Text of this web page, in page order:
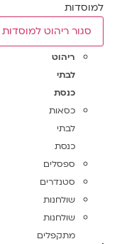
למוסדות
סגור ריהוט למוסדות
ריהוט
לבתי
כנסת
כסאות
לבתי
כנסת
ספסלים
סטנדרים
שולחנות
שולחנות
מתקפלים